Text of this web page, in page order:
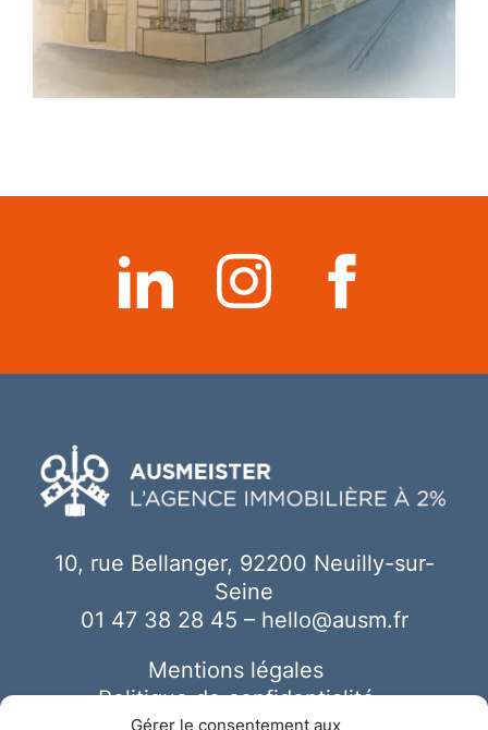
Gérer le consentement aux
10, rue Bellanger, 92200 Neuilly-sur-
Seine
01 47 38 28 45 – hello@ausm.fr
Mentions légales
Politique de confidentialité